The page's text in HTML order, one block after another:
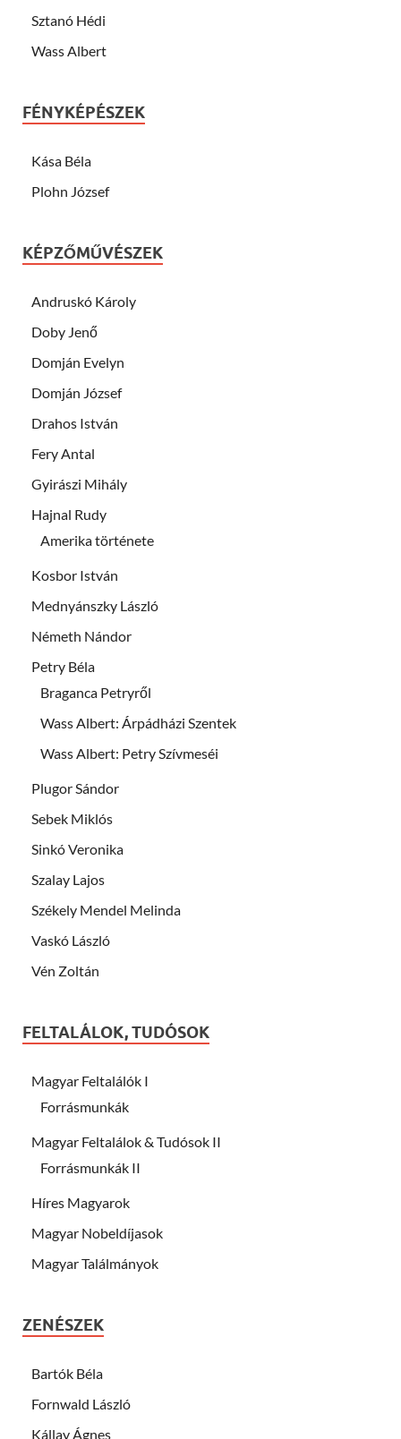
Sztanó Hédi
Wass Albert
FÉNYKÉPÉSZEK
Kása Béla
Plohn József
KÉPZŐMŰVÉSZEK
Andruskó Károly
Doby Jenő
Domján Evelyn
Domján József
Drahos István
Fery Antal
Gyirászi Mihály
Hajnal Rudy
Amerika története
Kosbor István
Mednyánszky László
Németh Nándor
Petry Béla
Braganca Petryről
Wass Albert: Árpádházi Szentek
Wass Albert: Petry Szívmeséi
Plugor Sándor
Sebek Miklós
Sinkó Veronika
Szalay Lajos
Székely Mendel Melinda
Vaskó László
Vén Zoltán
FELTALÁLOK, TUDÓSOK
Magyar Feltalálók I
Forrásmunkák
Magyar Feltalálok & Tudósok II
Forrásmunkák II
Híres Magyarok
Magyar Nobeldíjasok
Magyar Találmányok
ZENÉSZEK
Bartók Béla
Fornwald László
Kállay Ágnes